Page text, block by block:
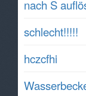
nach S
schlecht!!!!!
hczcfhi